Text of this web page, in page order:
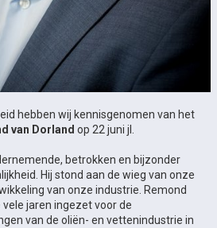
hebben wij kennisgenomen van het
van Dorland op 22 juni jl.
betrokken en bijzonder
Hij stond aan de wieg van onze
van onze industrie. Remond
jaren ingezet voor de
van de oliën- en vettenindustrie in